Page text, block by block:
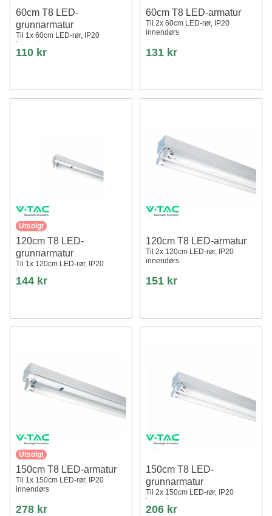
60cm T8 LED-
grunnarmatur
Til 1x 60cm LED-rør, IP20
innendørs
110 kr
60cm T8 LED-armatur
Til 2x 60cm LED-rør, IP20
innendørs
131 kr
Utsolgt
120cm T8 LED-
grunnarmatur
Til 1x 120cm LED-rør, IP20
innendørs
144 kr
120cm T8 LED-armatur
Til 2x 120cm LED-rør, IP20
innendørs
151 kr
Utsolgt
150cm T8 LED-armatur
Til 1x 150cm LED-rør, IP20
innendørs
278 kr
150cm T8 LED-
grunnarmatur
Til 2x 150cm LED-rør, IP20
innendørs
206 kr